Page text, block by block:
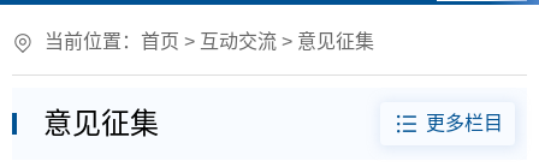
当前位置： 首页 > 互动交流 > 意见征集
意见征集 更多栏目